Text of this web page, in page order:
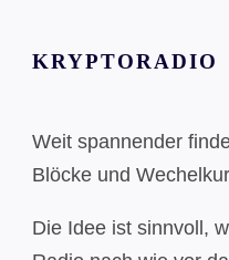
KRYPTORADIO
Weit spannender
Blöcke und
Die Idee ist sinnvoll,